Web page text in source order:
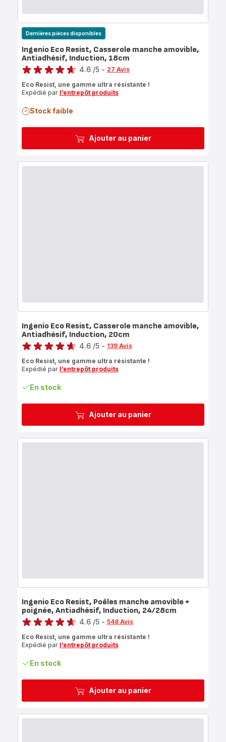
Ajouter au panier
Dernières pièces disponibles
Ingenio Eco Resist, Casserole manche amovible,
Antiadhésif, Induction, 18cm
Note
4.6 /5 - 27 Avis
Eco Resist, une gamme ultra résistante !
Expédié par l’entrepôt produits
Stock faible
Ajouter au panier
Ingenio Eco Resist, Casserole manche amovible,
Antiadhésif, Induction, 20cm
Note
4.6 /5 - 139 Avis
Eco Resist, une gamme ultra résistante !
Expédié par l’entrepôt produits
En stock
Ajouter au panier
Ingenio Eco Resist, Poêles manche amovible +
poignée, Antiadhésif, Induction, 24/28cm
Note
4.6 /5 - 548 Avis
Eco Resist, une gamme ultra résistante !
Expédié par l’entrepôt produits
En stock